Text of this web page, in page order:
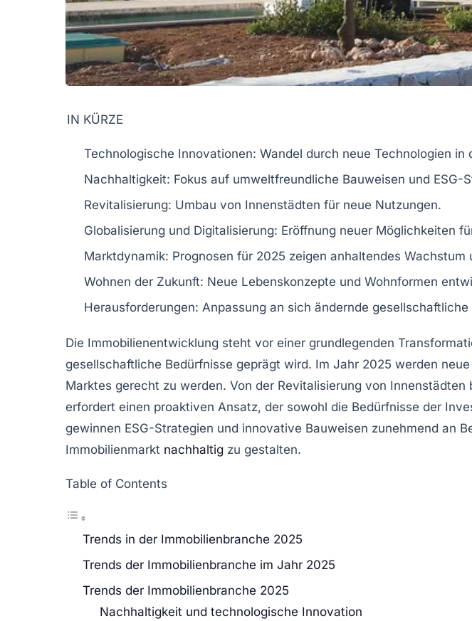
IN KÜRZE
Technologische Innovationen: Wandel durch neue Technologien in
Nachhaltigkeit: Fokus auf umweltfreundliche Bauweisen und ESG-
Revitalisierung: Umbau von Innenstädten für neue Nutzungen.
Globalisierung und Digitalisierung: Eröffnung neuer Möglichkeiten
Marktdynamik: Prognosen für 2025 zeigen anhaltendes Wachstum
Wohnen der Zukunft: Neue Lebenskonzepte und Wohnformen
Herausforderungen: Anpassung an sich ändernde gesellschaftliche
Die Immobilienentwicklung steht vor einer grundlegenden
gesellschaftliche Bedürfnisse geprägt wird. Im Jahr 2025 werden neue
Marktes gerecht zu werden. Von der Revitalisierung von Innenstädten
erfordert einen proaktiven Ansatz, der sowohl die Bedürfnisse der
gewinnen ESG-Strategien und innovative Bauweisen zunehmend an
Immobilienmarkt nachhaltig zu gestalten.
Table of Contents
Trends in der Immobilienbranche 2025
Trends der Immobilienbranche im Jahr 2025
Trends der Immobilienbranche 2025
Nachhaltigkeit und technologische Innovation